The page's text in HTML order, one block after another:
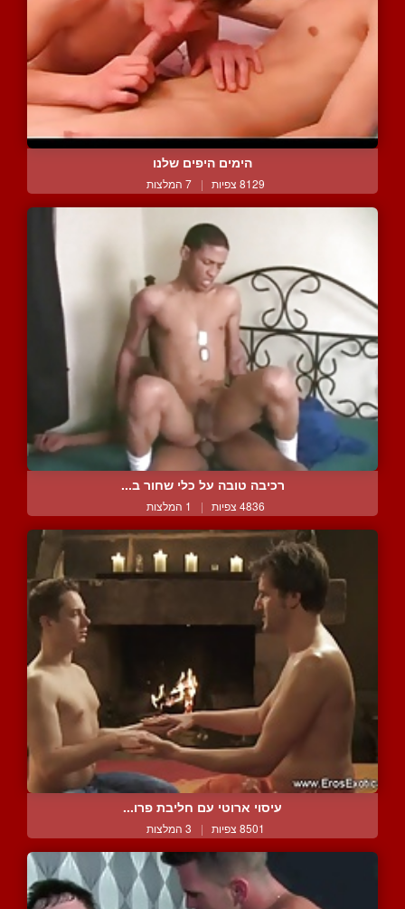
הימים היפים שלנו
8129 צפיות | 7 המלצות
רכיבה טובה על כלי שחור ב...
4836 צפיות | 1 המלצות
עיסוי ארוטי עם חליבת פרו...
8501 צפיות | 3 המלצות